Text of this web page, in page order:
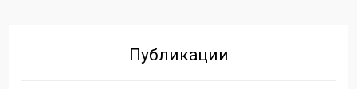
Публикации